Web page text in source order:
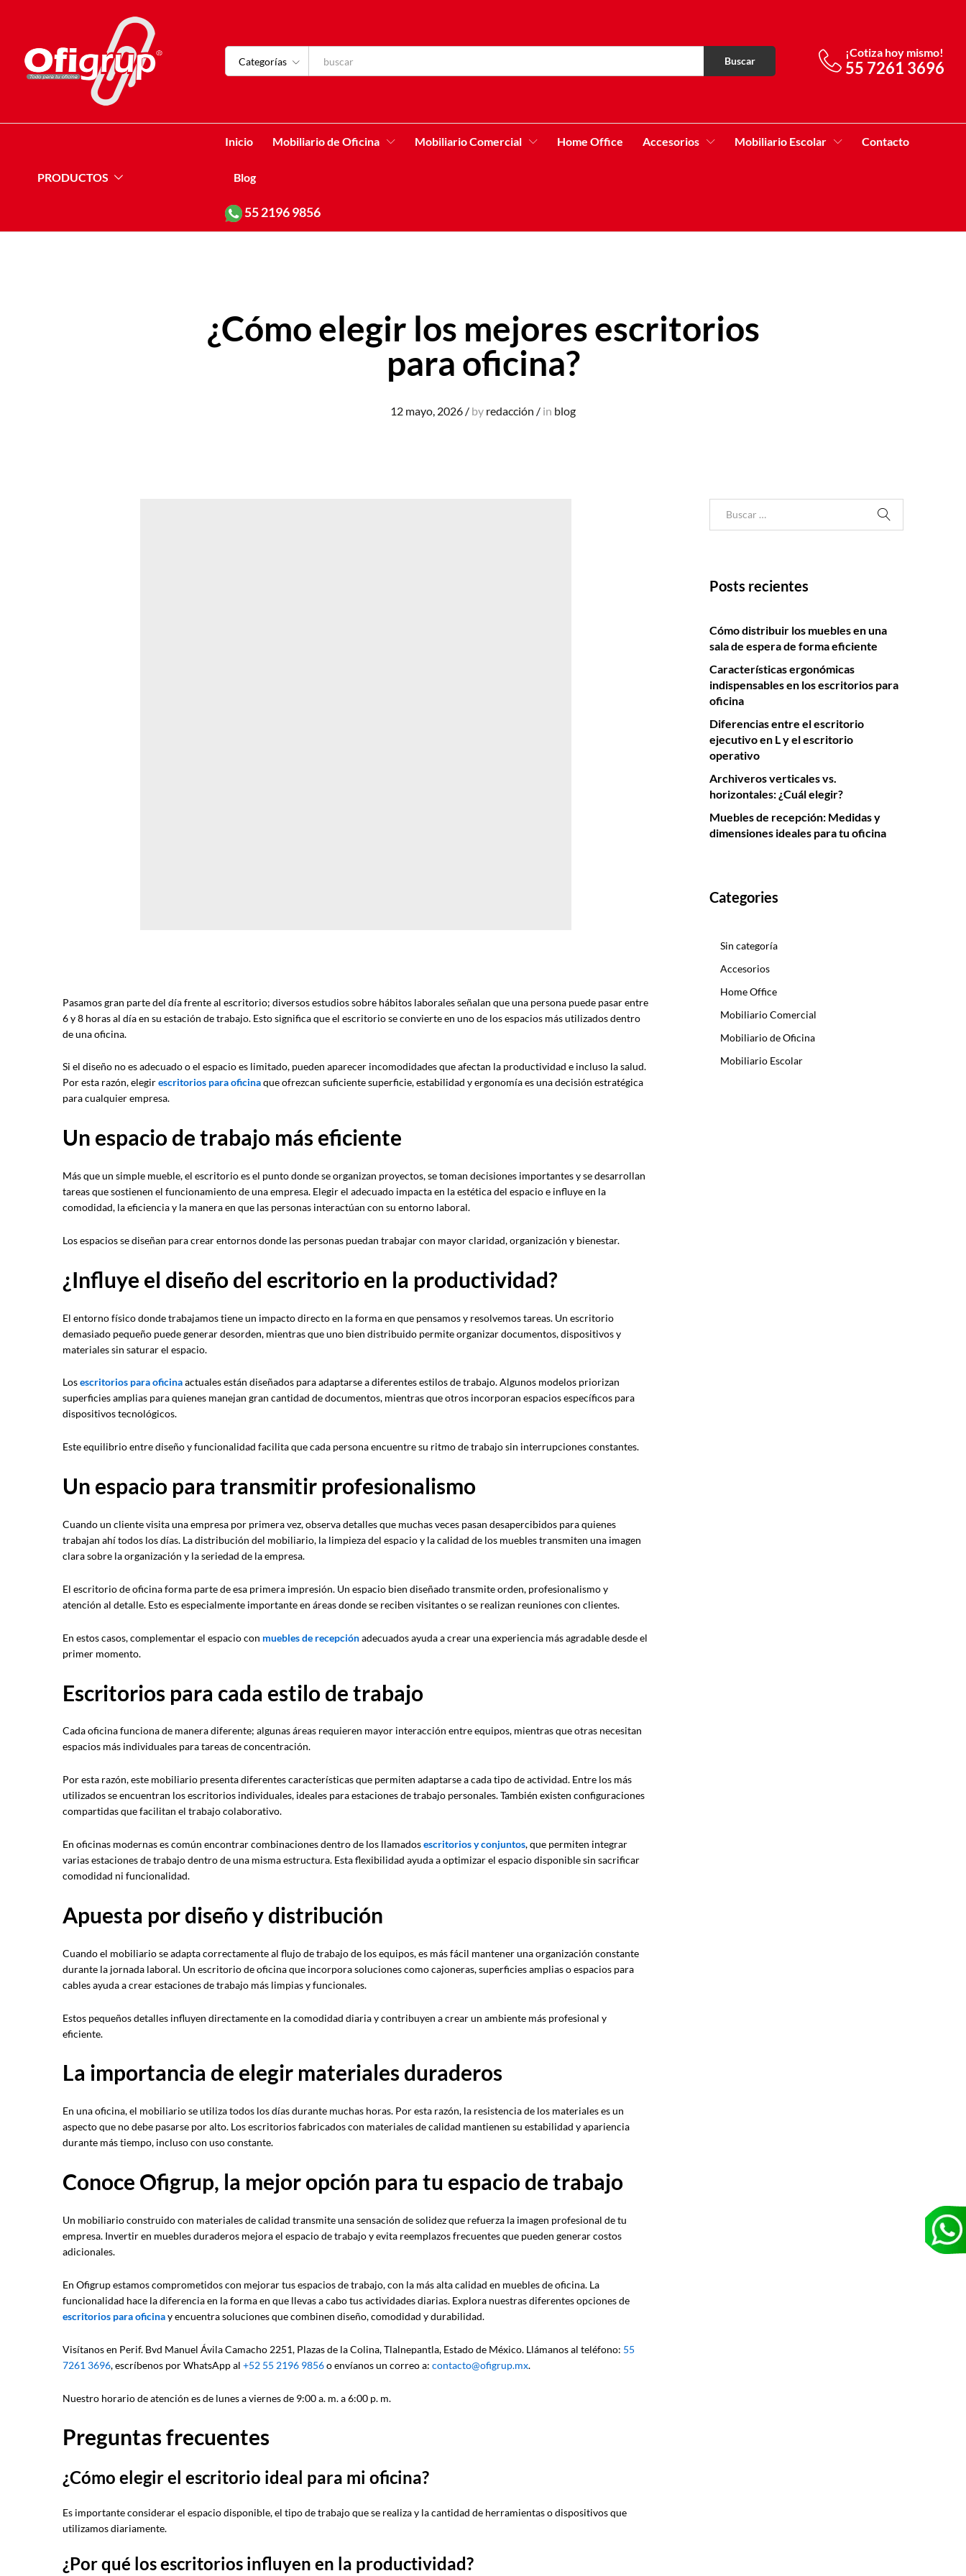
Categorías Buscar
¡Cotiza hoy mismo!
55 7261 3696
PRODUCTOS
Inicio Mobiliario de Oficina Mobiliario Comercial Home Office Accesorios Mobiliario Escolar Contacto
Blog
552196 9856
¿Cómo elegir los mejores escritorios
para oficina?
12 mayo, 2026 / by redacción / in blog
Pasamos gran parte del día frente al escritorio; diversos estudios sobre hábitos laborales señalan que una persona puede pasar entre
6 y 8 horas al día en su estación de trabajo. Esto significa que el escritorio se convierte en uno de los espacios más utilizados dentro
de una oficina.
Si el diseño no es adecuado o el espacio es limitado, pueden aparecer incomodidades que afectan la productividad e incluso la salud.
Por esta razón, elegirescritorios para oficinaque ofrezcan suficiente superficie, estabilidad y ergonomía es una decisión estratégica
para cualquier empresa.
Un espacio de trabajo más eficiente
Más que un simple mueble, el escritorio es el punto donde se organizan proyectos, se toman decisiones importantes y se desarrollan
tareas que sostienen el funcionamiento de una empresa. Elegir el adecuado impacta en la estética del espacio e influye en la
comodidad, la eficiencia y la manera en que las personas interactúan con su entorno laboral.
Los espacios se diseñan para crear entornos donde las personas puedan trabajar con mayor claridad, organización y bienestar.
¿Influye el diseño del escritorio en la productividad?
El entorno físico donde trabajamos tiene un impacto directo en la forma en que pensamos y resolvemos tareas. Un escritorio
demasiado pequeño puede generar desorden, mientras que uno bien distribuido permite organizar documentos, dispositivos y
materiales sin saturar el espacio.
Losescritorios para oficinaactuales están diseñados para adaptarse a diferentes estilos de trabajo. Algunos modelos priorizan
superficies amplias para quienes manejan gran cantidad de documentos, mientras que otros incorporan espacios específicos para
dispositivos tecnológicos.
Este equilibrio entre diseño y funcionalidad facilita que cada persona encuentre su ritmo de trabajo sin interrupciones constantes.
Un espacio para transmitir profesionalismo
Cuando un cliente visita una empresa por primera vez, observa detalles que muchas veces pasan desapercibidos para quienes
trabajan ahí todos los días. La distribución del mobiliario, la limpieza del espacio y la calidad de los muebles transmiten una imagen
clara sobre la organización y la seriedad de la empresa.
El escritorio de oficina forma parte de esa primera impresión. Un espacio bien diseñado transmite orden, profesionalismo y
atención al detalle. Esto es especialmente importante en áreas donde se reciben visitantes o se realizan reuniones con clientes.
En estos casos, complementar el espacio con muebles de recepciónadecuados ayuda a crear una experiencia más agradable desde el
primer momento.
Escritorios para cada estilo de trabajo
Cada oficina funciona de manera diferente; algunas áreas requieren mayor interacción entre equipos, mientras que otras necesitan
espacios más individuales para tareas de concentración.
Por esta razón, este mobiliario presenta diferentes características que permiten adaptarse a cada tipo de actividad. Entre los más
utilizados se encuentran los escritorios individuales, ideales para estaciones de trabajo personales. También existen configuraciones
compartidas que facilitan el trabajo colaborativo.
En oficinas modernas es común encontrar combinaciones dentro de los llamadosescritorios y conjuntos, que permiten integrar
varias estaciones de trabajo dentro de una misma estructura. Esta flexibilidad ayuda a optimizar el espacio disponible sin sacrificar
comodidad ni funcionalidad.
Apuesta por diseño y distribución
Cuando el mobiliario se adapta correctamente al flujo de trabajo de los equipos, es más fácil mantener una organización constante
durante la jornada laboral. Un escritorio de oficina que incorpora soluciones como cajoneras, superficies amplias o espacios para
cables ayuda a crear estaciones de trabajo más limpias y funcionales.
Estos pequeños detalles influyen directamente en la comodidad diaria y contribuyen a crear un ambiente más profesional y
eficiente.
La importancia de elegir materiales duraderos
En una oficina, el mobiliario se utiliza todos los días durante muchas horas. Por esta razón, la resistencia de los materiales es un
aspecto que no debe pasarse por alto. Los escritorios fabricados con materiales de calidad mantienen su estabilidad y apariencia
durante más tiempo, incluso con uso constante.
Conoce Ofigrup, la mejor opción para tu espacio de trabajo
Un mobiliario construido con materiales de calidad transmite una sensación de solidez que refuerza la imagen profesional de tu
empresa. Invertir en muebles duraderos mejora el espacio de trabajo y evita reemplazos frecuentes que pueden generar costos
adicionales.
En Ofigrup estamos comprometidos con mejorar tus espacios de trabajo, con la más alta calidad en muebles de oficina. La
funcionalidad hace la diferencia en la forma en que llevas a cabo tus actividades diarias. Explora nuestras diferentes opciones de
escritorios para oficinay encuentra soluciones que combinen diseño, comodidad y durabilidad.
Visítanos en Perif. Bvd Manuel Ávila Camacho 2251, Plazas de la Colina, Tlalnepantla, Estado de México. Llámanos al teléfono: 55
7261 3696, escríbenos por WhatsApp al +52 55 2196 9856o envíanos un correo a: contacto@ofigrup.mx.
Nuestro horario de atención es de lunes a viernes de 9:00 a. m. a 6:00 p. m.
Preguntas frecuentes
¿Cómo elegir el escritorio ideal para mi oficina?
Es importante considerar el espacio disponible, el tipo de trabajo que se realiza y la cantidad de herramientas o dispositivos que
utilizamos diariamente.
¿Por qué los escritorios influyen en la productividad?
Posts recientes
Cómo distribuir los muebles en una
sala de espera de forma eficiente
Características ergonómicas
indispensables en los escritorios para
oficina
Diferencias entre el escritorio
ejecutivo en L y el escritorio
operativo
Archiveros verticales vs.
horizontales: ¿Cuál elegir?
Muebles de recepción: Medidas y
dimensiones ideales para tu oficina
Categories
Sin categoría
Accesorios
Home Office
Mobiliario Comercial
Mobiliario de Oficina
Mobiliario Escolar